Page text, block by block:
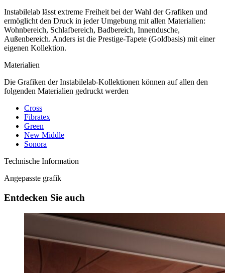
Instabilelab lässt extreme Freiheit bei der Wahl der Grafiken und
ermöglicht den Druck in jeder Umgebung mit allen Materialien:
Wohnbereich, Schlafbereich, Badbereich, Innendusche,
Außenbereich. Anders ist die Prestige-Tapete (Goldbasis) mit einer
eigenen Kollektion.
Materialien
Die Grafiken der Instabilelab-Kollektionen können auf allen den
folgenden Materialien gedruckt werden
Cross
Fibratex
Green
New Middle
Sonora
Technische Information
Angepasste grafik
Entdecken Sie auch